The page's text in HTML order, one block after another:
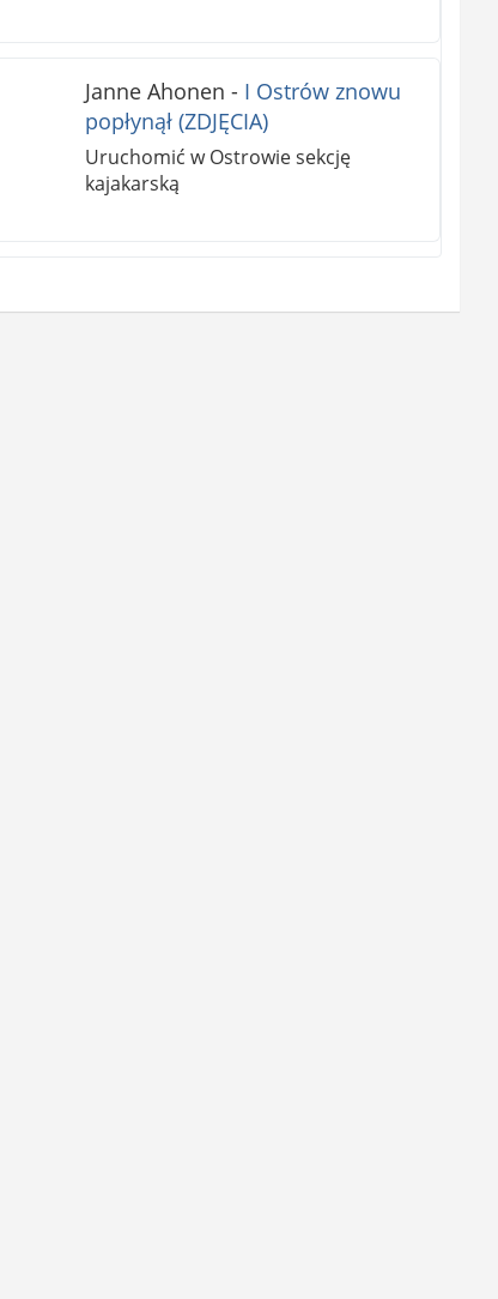
Janne Ahonen - I Ostrów znowu
popłynął (ZDJĘCIA)
Uruchomić w Ostrowie sekcję
kajakarską